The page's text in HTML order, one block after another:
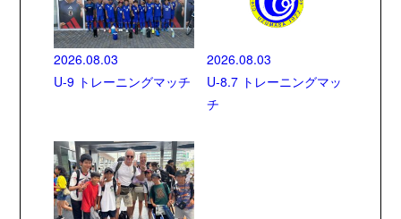
2026.08.03
U-9 トレーニングマッチ
2026.08.03
U-8.7 トレーニングマッ
チ